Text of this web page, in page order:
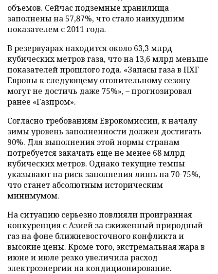
объемов. Сейчас подземные хранилища
заполнены на 57,87%, что стало наихудшим
показателем с 2011 года.
В резервуарах находится около 63,3 млрд
кубических метров газа, что на 13,6 млрд меньше
показателей прошлого года. «Запасы газа в ПХГ
Европы к следующему отопительному сезону
могут не достичь даже 75%», – прогнозировал
ранее «Газпром».
Согласно требованиям Еврокомиссии, к началу
зимы уровень заполненности должен достигать
90%. Для выполнения этой нормы странам
потребуется закачать еще не менее 68 млрд
кубических метров. Однако текущие темпы
указывают на риск заполнения лишь на 70-75%,
что станет абсолютным историческим
минимумом.
На ситуацию серьезно повлияли проигранная
конкуренция с Азией за сжиженный природный
газ на фоне ближневосточного конфликта и
высокие цены. Кроме того, экстремальная жара в
июне и июле резко увеличила расход
электроэнергии на кондиционирование.